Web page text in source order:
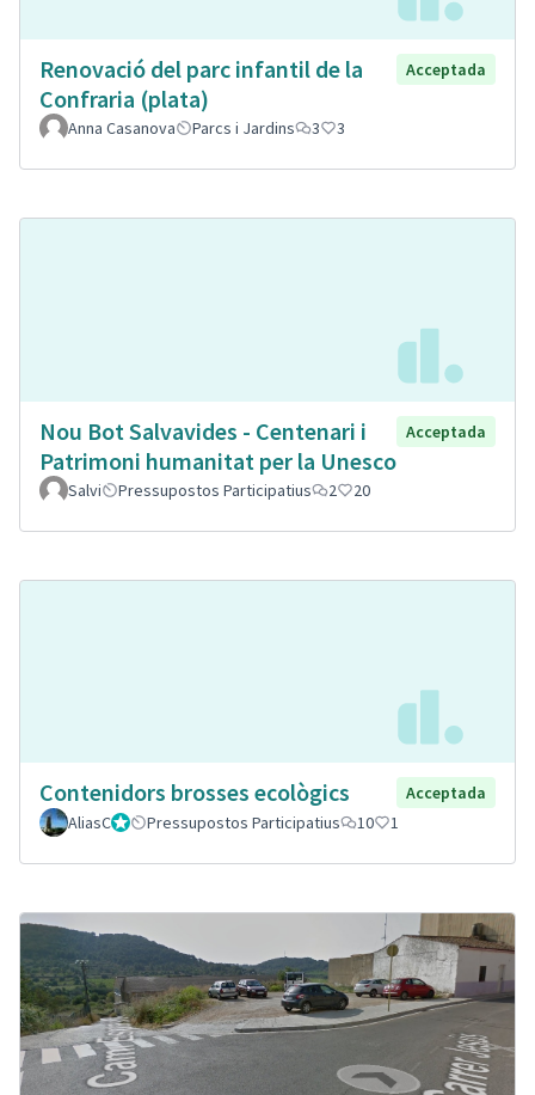
Renovació del parc infantil de la
Confraria (plata)
Acceptada
Anna Casanova Parcs i Jardins 3 3
Nou Bot Salvavides - Centenari i
Patrimoni humanitat per la Unesco
Acceptada
Salvi Pressupostos Participatius 2 20
Contenidors brosses ecològics
Acceptada
AliasCGestorPressupostos Participatius 10 1